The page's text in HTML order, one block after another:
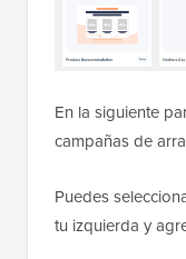
En la siguiente
campañas de
Puedes
tu izquierda y